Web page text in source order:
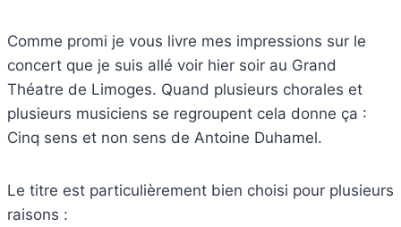
Comme promi je vous livre mes impressions sur le
concert que je suis allé voir hier soir au Grand
Théatre de Limoges. Quand plusieurs chorales et
plusieurs musiciens se regroupent cela donne ça :
Cinq sens et non sens de Antoine Duhamel.
Le titre est particulièrement bien choisi pour plusieurs
raisons :